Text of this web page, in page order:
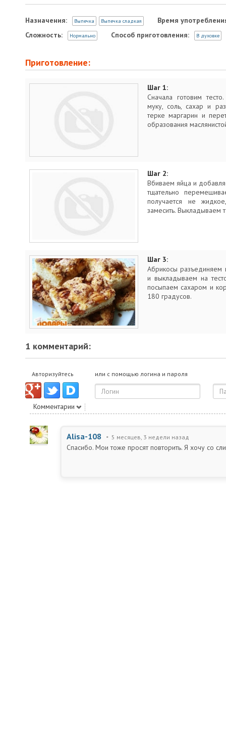
Назначения: Выпечка Выпечка сладкая
Время
Сложность:
Нормально Способ приготовления: В духовке
Приготовление:
Шаг 1:
Сначала готовим
муку, соль, сахар и
терке маргарин и
образования
Шаг 2:
Вбиваем яйца и
тщательно
получается не
замесить. Выкладываем
Шаг 3:
Абрикосы разъединяем
и выкладываем на
посыпаем сахаром и
180 градусов.
1 комментарий:
Авторизуйтесь или с помощью логина и пароля
Комментарии
Alisa-108 5 месяцев, 3 недели назад
Спасибо. Мои тоже просят повторить. Я хочу со